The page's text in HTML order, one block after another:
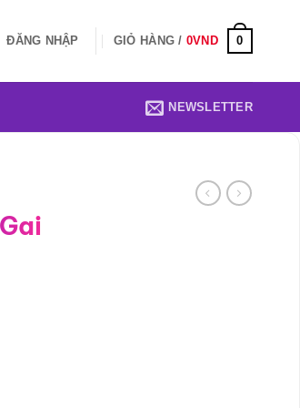
ĐĂNG NHẬP GIỎ HÀNG / 0VND 0
NEWSLETTER